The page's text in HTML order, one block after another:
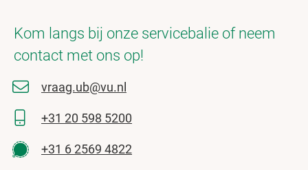
Kom langs bij onze servicebalie of neem
contact met ons op!
vraag.ub@vu.nl
+31 20 598 5200
+31 6 2569 4822